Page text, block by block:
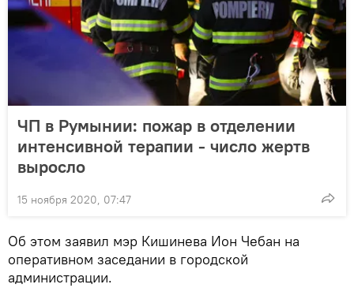
ЧП в Румынии: пожар в отделении
интенсивной терапии - число жертв
выросло
15 ноября 2020, 07:47
Об этом заявил мэр Кишинева Ион Чебан на
оперативном заседании в городской
администрации.